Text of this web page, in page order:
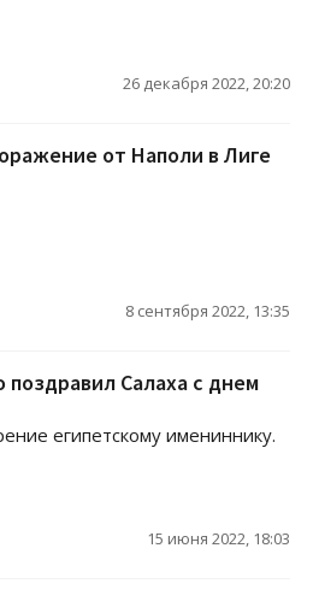
26 декабря 2022, 20:20
от Наполи в Лиге
8 сентября 2022, 13:35
Салаха с днем
египетскому имениннику.
15 июня 2022, 18:03